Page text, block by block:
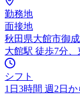
勤務地
面接地
秋田県大館市御
大館駅 徒歩7分
シフト
1日3時間 週2日